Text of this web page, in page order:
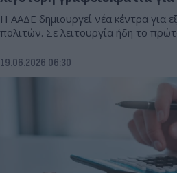
Η ΑΑΔΕ δημιουργεί νέα κέντρα για
πολιτών. Σε λειτουργία ήδη το
19.06.2026 06:30